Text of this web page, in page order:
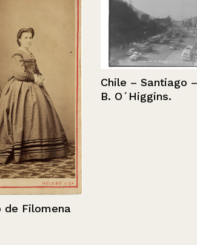
Filomena
Chile – Santiago – Av.
B. O´Higgins.